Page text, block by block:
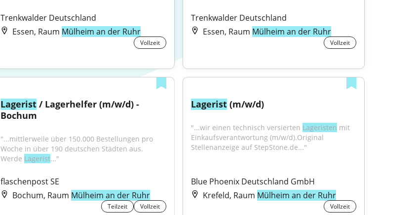
Trenkwalder Deutschland
Essen, Raum Mülheim an der Ruhr
Vollzeit
Trenkwalder Deutschland
Essen, Raum Mülheim an der Ruhr
Vollzeit
Lagerist / Lagerhelfer (m/w/d) -
Bochum
"...mittlerweile über 150.000 Bestellungen pro
Woche in über 190 deutschen Städten aus.
Werde Lagerist..."
flaschenpost SE
Bochum, Raum Mülheim an der Ruhr
Teilzeit Vollzeit
Lagerist (m/w/d)
"...wir einen technisch versierten Lageristen mit
Einkaufsverantwortung (m/w/d).Original
Stellenanzeige auf StepStone.de..."
Blue Phoenix Deutschland GmbH
Krefeld, Raum Mülheim an der Ruhr
Vollzeit